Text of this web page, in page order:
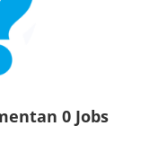
0 Jobs